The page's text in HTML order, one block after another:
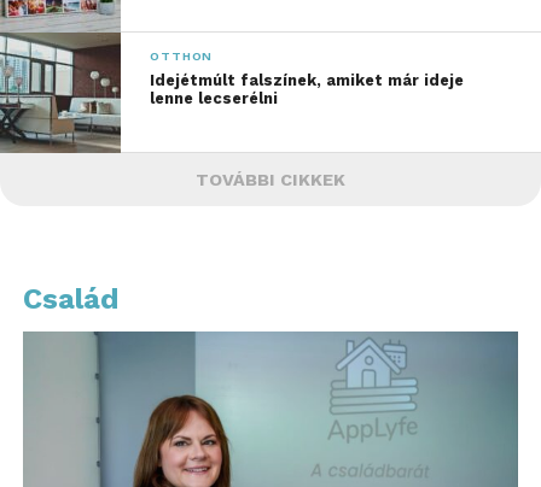
OTTHON
Idejétmúlt falszínek, amiket már ideje
lenne lecserélni
TOVÁBBI CIKKEK
Család